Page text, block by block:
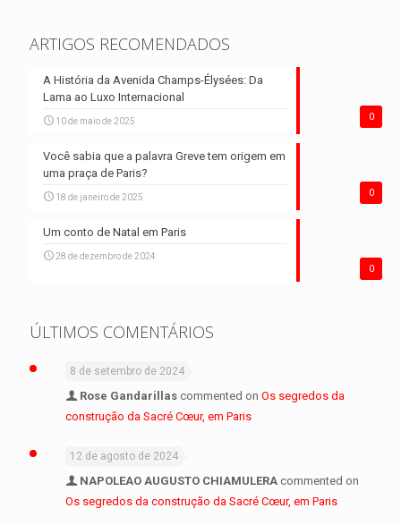
ARTIGOS RECOMENDADOS
0
A História da Avenida Champs-Élysées: Da
Lama ao Luxo Internacional
10 de maio de 2025
0
Você sabia que a palavra Greve tem origem em
uma praça de Paris?
18 de janeiro de 2025
0
Um conto de Natal em Paris
28 de dezembro de 2024
ÚLTIMOS COMENTÁRIOS
8 de setembro de 2024
Rose Gandarillas commented on Os segredos da
construção da Sacré Cœur, em Paris
12 de agosto de 2024
NAPOLEAO AUGUSTO CHIAMULERA commented on
Os segredos da construção da Sacré Cœur, em Paris